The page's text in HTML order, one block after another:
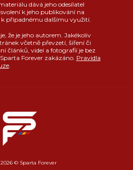
dává jeho odesílatel
k jeho publikování na
případnému dalšímu využití.
že je jeho autorem. Jakékoliv
včetně převzetí, šíření či
článků, videí a fotografií je bez
Forever zakázáno. Pravidla
.
© Sparta Forever